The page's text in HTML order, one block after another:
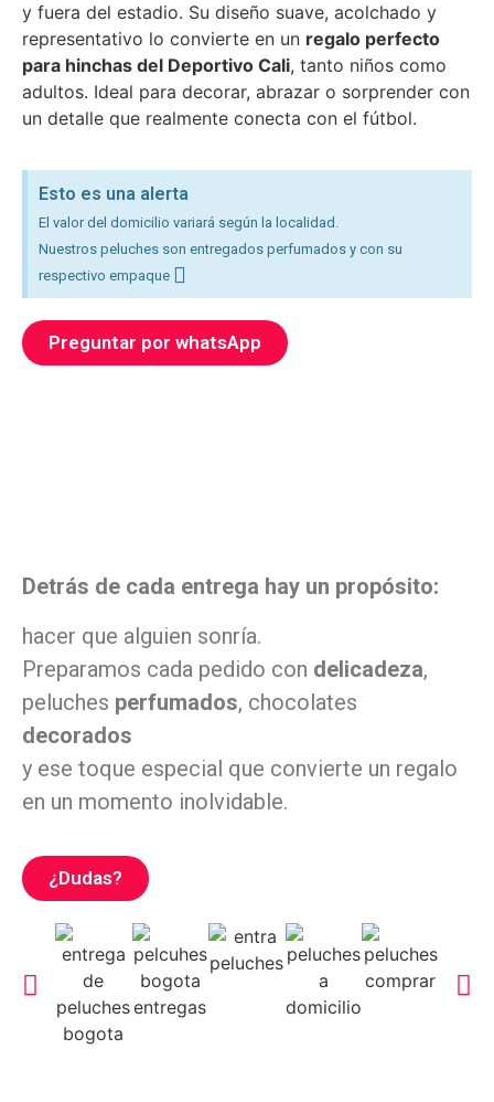
y fuera del estadio. Su diseño suave, acolchado y
representativo lo convierte en un regalo perfecto
para hinchas del Deportivo Cali, tanto niños como
adultos. Ideal para decorar, abrazar o sorprender con
un detalle que realmente conecta con el fútbol.
Esto es una alerta
El valor del domicilio variará según la localidad.
Nuestros peluches son entregados perfumados y con su
respectivo empaque
Preguntar por whatsApp
Detrás de cada entrega hay un propósito:
hacer que alguien sonría.
Preparamos cada pedido con delicadeza,
peluches perfumados, chocolates
decorados
y ese toque especial que convierte un regalo
en un momento inolvidable.
¿Dudas?